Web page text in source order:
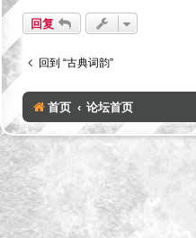
回复
回到 “古典词韵”
首页 论坛首页